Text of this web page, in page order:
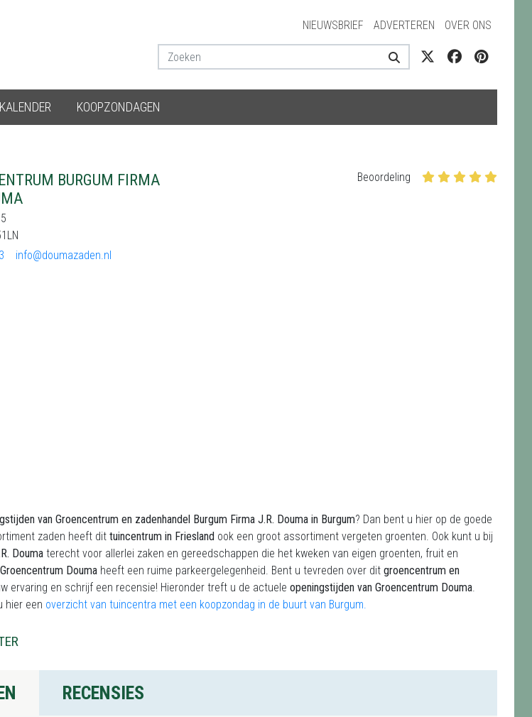
NIEUWSBRIEF ADVERTEREN OVER ONS
KOOPZONDAGEN
BURGUM FIRMA
info@doumazaden.nl
Beoordeling
van Groencentrum en zadenhandel Burgum Firma J.R. Douma in Burgum? Dan bent u hier op de goede
zaden heeft dit tuincentrum in Friesland ook een groot assortiment vergeten groenten. Ook kunt u bij
Douma terecht voor allerlei zaken en gereedschappen die het kweken van eigen groenten, fruit en
Groencentrum Douma heeft een ruime parkeergelegenheid. Bent u tevreden over dit groencentrum en
ervaring en schrijf een recensie! Hieronder treft u de actuele openingstijden van Groencentrum Douma.
hier een overzicht van tuincentra met een koopzondag in de buurt van Burgum.
RECENSIES